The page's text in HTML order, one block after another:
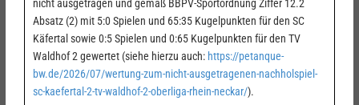
nicht ausgetragen und gemäß BBPV-Sportordnung Ziffer 12.2
Absatz (2) mit 5:0 Spielen und 65:35 Kugelpunkten für den SC
Käfertal sowie 0:5 Spielen und 0:65 Kugelpunkten für den TV
Waldhof 2 gewertet (siehe hierzu auch: https://petanque-
bw.de/2026/07/wertung-zum-nicht-ausgetragenen-nachholspiel-
sc-kaefertal-2-tv-waldhof-2-oberliga-rhein-neckar/).